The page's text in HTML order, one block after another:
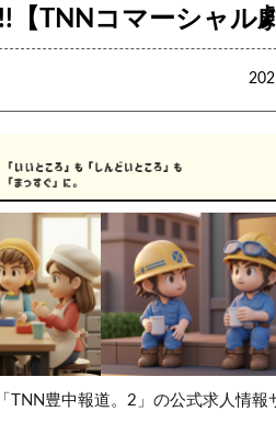
TNNコマーシャル
TNN豊中報道。2」の公式求人情報